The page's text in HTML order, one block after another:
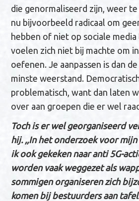
die genormaliseerd zijn, weer
nu bijvoorbeeld radicaal om
hebben of niet op sociale
voelen zich niet bij machte om
oefenen. Je aanpassen is dan
minste weerstand.
problematisch, want dan laten
over aan groepen die er wel
Toch is er wel georganiseerd
hij. ,,In het onderzoek voor
ik ook gekeken naar anti 5G-
worden vaak weggezet als
sommigen organiseren zich
komen bij bestuurders aan